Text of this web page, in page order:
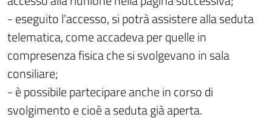
- eseguito l’accesso, si potrà assistere alla seduta
telematica, come accadeva per quelle in
compresenza fisica che si svolgevano in sala
consiliare;
- è possibile partecipare anche in corso di
svolgimento e cioè a seduta già aperta.